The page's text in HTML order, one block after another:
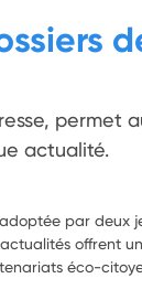
permet
actualité.
par deux
offrent
éco-